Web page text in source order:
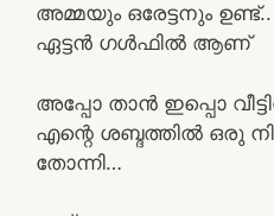
അമ്മയും ഒരേട്ടനും
ഏട്ടൻ ഗൾഫിൽ ആണ്‌
അപ്പോ താൻ ഇപ്പൊ
എന്റെ ശബ്ദത്തിൽ ഒരു
തോന്നി…